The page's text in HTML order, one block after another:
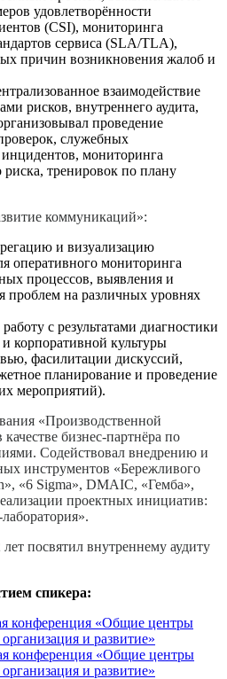
удовлетворённости
(CSI), мониторинга
сервиса (SLA/TLA),
причин возникновения жалоб и
взаимодействие
рисков, внутреннего аудита,
проведение
служебных
инцидентов, мониторинга
тренировок по плану
коммуникаций»:
и визуализацию
оперативного мониторинга
процессов, выявления и
проблем на различных уровнях
с результатами диагностики
корпоративной культуры
фасилитации дискуссий,
планирование и проведение
мероприятий).
«Производственной
бизнес-партнёра по
Содействовал внедрению и
инструментов «Бережливого
«6 Sigma», DMAIC, «Гемба»,
проектных инициатив:
.
посвятил внутреннему аудиту
спикера:
конференция «Общие центры
и развитие»
конференция «Общие центры
и развитие»